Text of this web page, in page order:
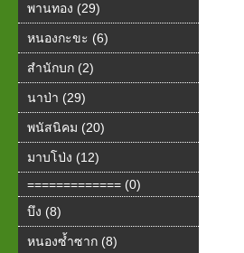
พานทอง (29)
หนองกะขะ (6)
สำนักบก (2)
นาป่า (29)
พนัสนิคม (20)
มาบโป่ง (12)
============= (0)
บึง (8)
หนองซ้ำซาก (8)